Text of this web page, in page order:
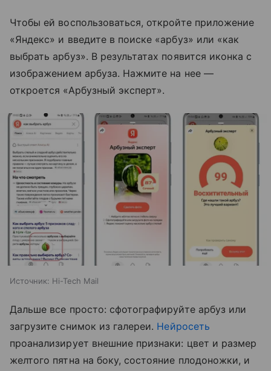
Чтобы ей воспользоваться, откройте приложение
«Яндекс» и введите в поиске «арбуз» или «как
выбрать арбуз». В результатах появится иконка с
изображением арбуза. Нажмите на нее —
откроется «Арбузный эксперт».
Источник: Hi-Tech Mail
Дальше все просто: сфотографируйте арбуз или
загрузите снимок из галереи. Нейросеть
проанализирует внешние признаки: цвет и размер
желтого пятна на боку, состояние плодоножки, и